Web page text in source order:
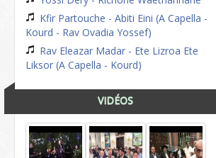
Kfir Partouche - Abiti Eini (A Capella -
Kourd - Rav Ovadia Yossef)
Rav Eleazar Madar - Ete Lizroa Ete
Liksor (A Capella - Kourd)
VIDÉOS